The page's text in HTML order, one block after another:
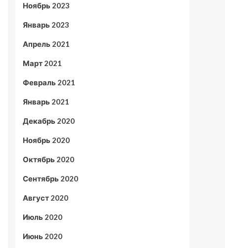
Ноябрь 2023
Январь 2023
Апрель 2021
Март 2021
Февраль 2021
Январь 2021
Декабрь 2020
Ноябрь 2020
Октябрь 2020
Сентябрь 2020
Август 2020
Июль 2020
Июнь 2020